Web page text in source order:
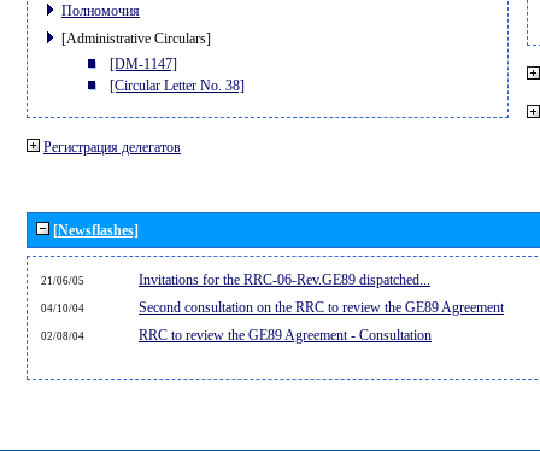
Полномочия
[Administrative Circulars]
[DM-1147]
[Circular Letter No. 38]
Регистрация делегатов
[Newsflashes]
21/06/05 Invitations for the RRC-06-Rev.GE89 dispatched...
04/10/04 Second consultation on the RRC to review the GE89 Agreement
02/08/04 RRC to review the GE89 Agreement - Consultation